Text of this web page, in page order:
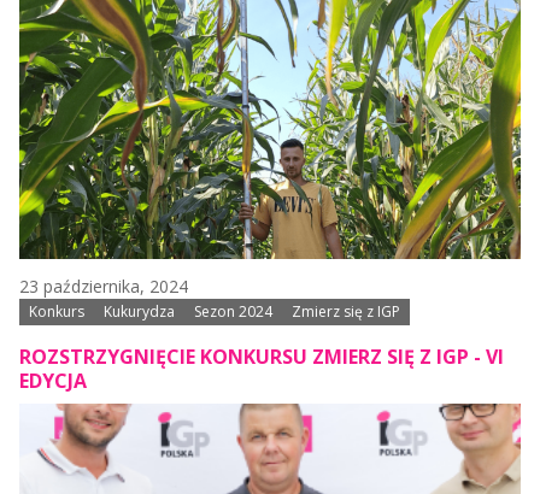
23 października, 2024
Konkurs Kukurydza Sezon 2024 Zmierz się z IGP
ROZSTRZYGNIĘCIE KONKURSU ZMIERZ SIĘ Z IGP - VI
EDYCJA